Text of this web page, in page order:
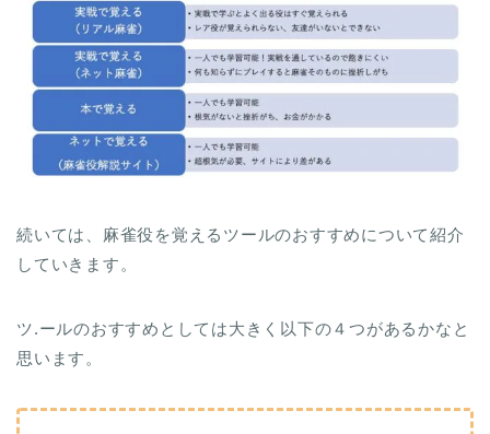
続いては、麻雀役を覚えるツールのおすすめについて紹介
していきます。
ツ.ールのおすすめとしては大きく以下の４つがあるかなと
思います。